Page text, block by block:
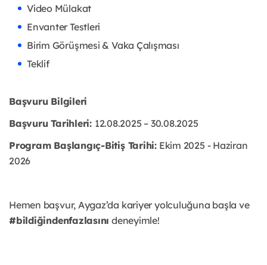
Video Mülakat
Envanter Testleri
Birim Görüşmesi & Vaka Çalışması
Teklif
Başvuru Bilgileri
Başvuru Tarihleri: 12.08.2025 – 30.08.2025
Program Başlangıç-Bitiş Tarihi: Ekim 2025 - Haziran
2026
Hemen başvur, Aygaz’da kariyer yolculuğuna başla ve
#bildiğindenfazlasını deneyimle!